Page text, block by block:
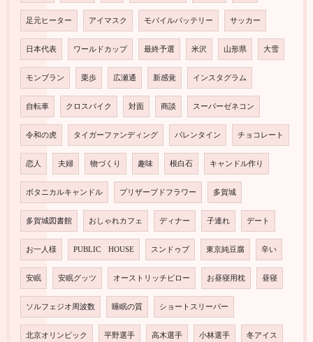
足元ヒーター アイマスク モバイルバッテリー サッカー
日本代表 ワールドカップ 最終予選 米沢 山形県 大雪
モンブラン 栗歩 広瀬通 新感覚 インスタグラム
自転車 クロスバイク 対面 商談 スーパーゼネコン
令和の虎 タイガーファンディング バレンタイン チョコレート
恋人 夫婦 物づくり 趣味 根白石 キャンドル作り
ボタニカルキャンドル プリザーブドフラワー 多賀城
多賀城図書館 おしゃれカフェ ディナー 子連れ デート
お一人様 PUBLIC HOUSE スンドゥブ 東京純豆腐 辛い
安眠 安眠グッツ オーストリッチピロー お昼寝用枕 昼寝
ソルフェジオ周波数 睡眠の質 ショートスリーパー
北京オリンピック 平野選手 高木選手 小林選手 冬アイス